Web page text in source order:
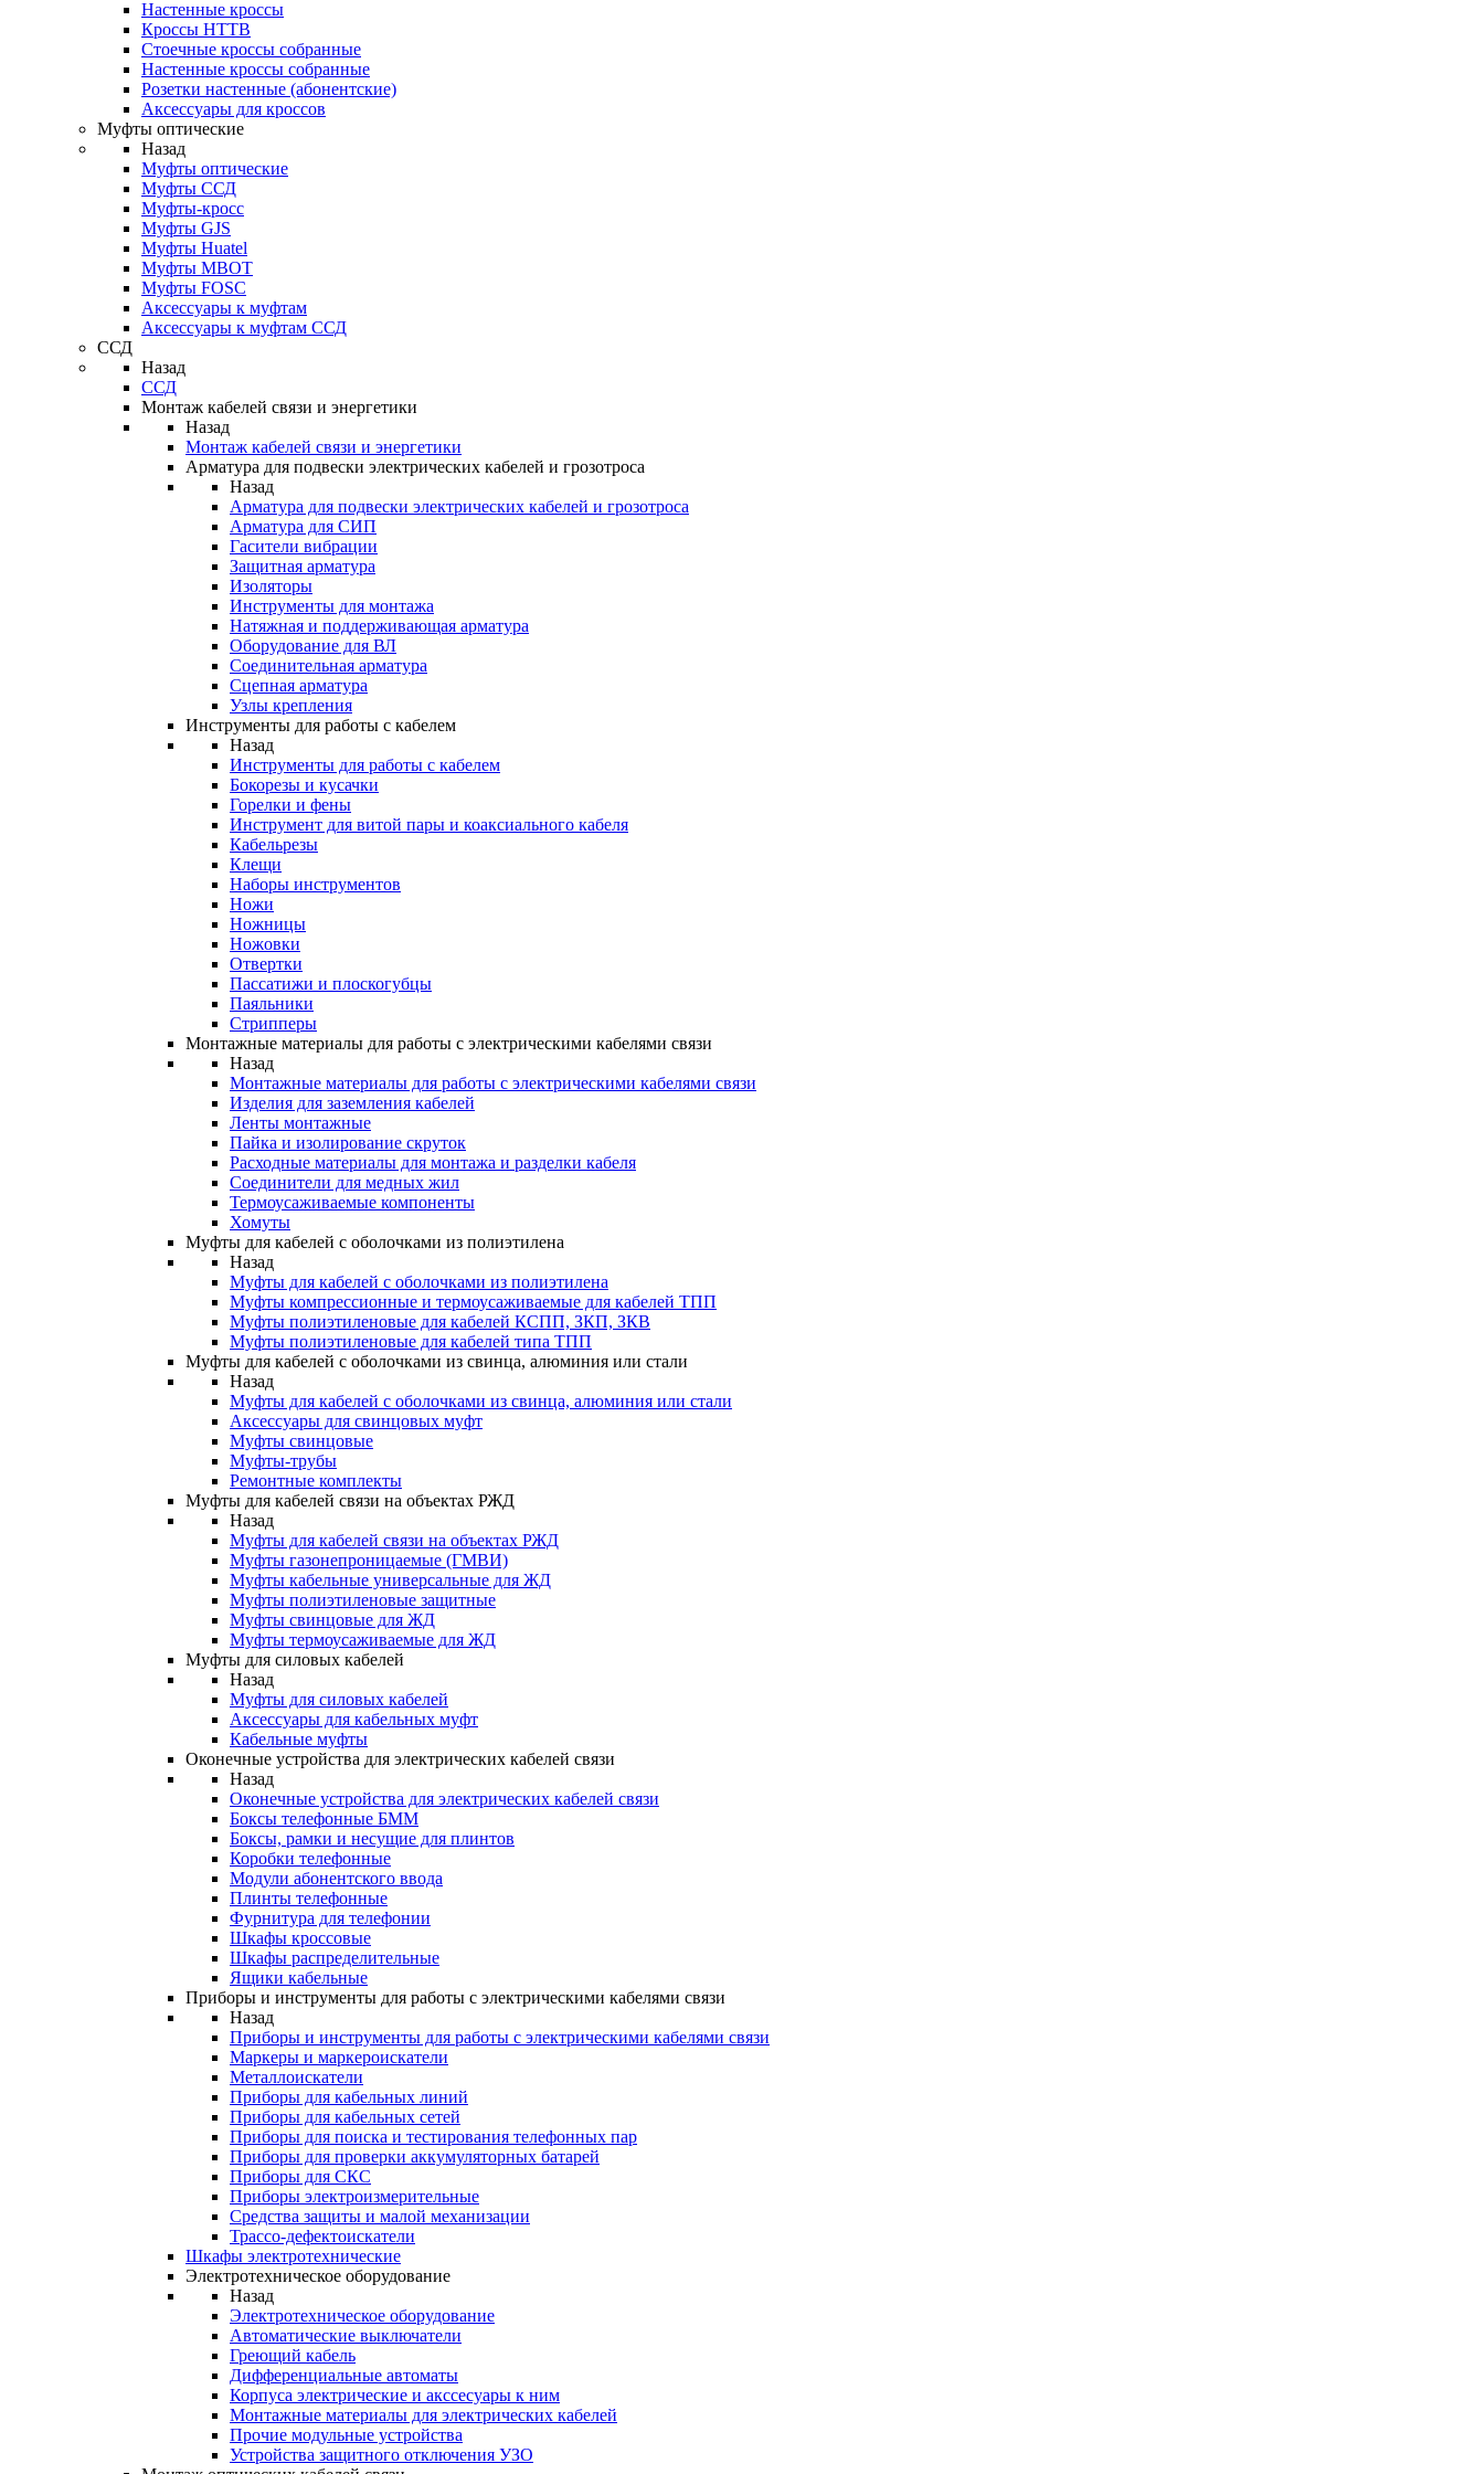
Настенные кроссы
Кроссы HTTB
Стоечные кроссы собранные
Настенные кроссы собранные
Розетки настенные (абонентские)
Аксессуары для кроссов
Муфты оптические
Назад
Муфты оптические
Муфты ССД
Муфты-кросс
Муфты GJS
Муфты Huatel
Муфты МВОТ
Муфты FOSC
Аксессуары к муфтам
Аксессуары к муфтам ССД
ССД
Назад
ССД
Монтаж кабелей связи и энергетики
Назад
Монтаж кабелей связи и энергетики
Арматура для подвески электрических кабелей и грозотроса
Назад
Арматура для подвески электрических кабелей и грозотроса
Арматура для СИП
Гасители вибрации
Защитная арматура
Изоляторы
Инструменты для монтажа
Натяжная и поддерживающая арматура
Оборудование для ВЛ
Соединительная арматура
Сцепная арматура
Узлы крепления
Инструменты для работы с кабелем
Назад
Инструменты для работы с кабелем
Бокорезы и кусачки
Горелки и фены
Инструмент для витой пары и коаксиального кабеля
Кабельрезы
Клещи
Наборы инструментов
Ножи
Ножницы
Ножовки
Отвертки
Пассатижи и плоскогубцы
Паяльники
Стрипперы
Монтажные материалы для работы с электрическими кабелями связи
Назад
Монтажные материалы для работы с электрическими кабелями связи
Изделия для заземления кабелей
Ленты монтажные
Пайка и изолирование скруток
Расходные материалы для монтажа и разделки кабеля
Соединители для медных жил
Термоусаживаемые компоненты
Хомуты
Муфты для кабелей с оболочками из полиэтилена
Назад
Муфты для кабелей с оболочками из полиэтилена
Муфты компрессионные и термоусаживаемые для кабелей ТПП
Муфты полиэтиленовые для кабелей КСПП, ЗКП, ЗКВ
Муфты полиэтиленовые для кабелей типа ТПП
Муфты для кабелей с оболочками из свинца, алюминия или стали
Назад
Муфты для кабелей с оболочками из свинца, алюминия или стали
Аксессуары для свинцовых муфт
Муфты свинцовые
Муфты-трубы
Ремонтные комплекты
Муфты для кабелей связи на объектах РЖД
Назад
Муфты для кабелей связи на объектах РЖД
Муфты газонепроницаемые (ГМВИ)
Муфты кабельные универсальные для ЖД
Муфты полиэтиленовые защитные
Муфты свинцовые для ЖД
Муфты термоусаживаемые для ЖД
Муфты для силовых кабелей
Назад
Муфты для силовых кабелей
Аксессуары для кабельных муфт
Кабельные муфты
Оконечные устройства для электрических кабелей связи
Назад
Оконечные устройства для электрических кабелей связи
Боксы телефонные БММ
Боксы, рамки и несущие для плинтов
Коробки телефонные
Модули абонентского ввода
Плинты телефонные
Фурнитура для телефонии
Шкафы кроссовые
Шкафы распределительные
Ящики кабельные
Приборы и инструменты для работы с электрическими кабелями связи
Назад
Приборы и инструменты для работы с электрическими кабелями связи
Маркеры и маркероискатели
Металлоискатели
Приборы для кабельных линий
Приборы для кабельных сетей
Приборы для поиска и тестирования телефонных пар
Приборы для проверки аккумуляторных батарей
Приборы для СКС
Приборы электроизмерительные
Средства защиты и малой механизации
Трассо-дефектоискатели
Шкафы электротехнические
Электротехническое оборудование
Назад
Электротехническое оборудование
Автоматические выключатели
Греющий кабель
Дифференциальные автоматы
Корпуса электрические и акссесуары к ним
Монтажные материалы для электрических кабелей
Прочие модульные устройства
Устройства защитного отключения УЗО